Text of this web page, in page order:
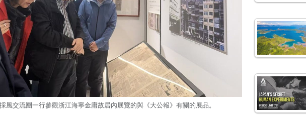
風交流團一行參觀浙江海寧金庸故居內展覽的與《大公報》有關的展品。